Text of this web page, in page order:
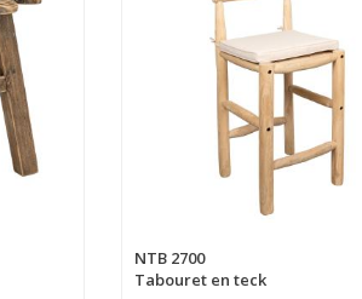
NTB 2700
Tabouret en teck